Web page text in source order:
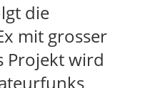
die
mit grosser
Projekt wird